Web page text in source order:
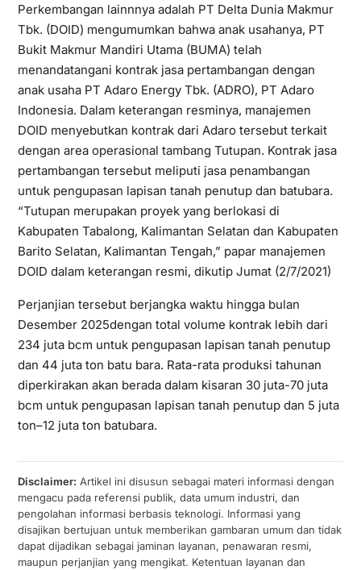
Perkembangan lainnnya adalah PT Delta Dunia Makmur
Tbk. (DOID) mengumumkan bahwa anak usahanya, PT
Bukit Makmur Mandiri Utama (BUMA) telah
menandatangani kontrak jasa pertambangan dengan
anak usaha PT Adaro Energy Tbk. (ADRO), PT Adaro
Indonesia. Dalam keterangan resminya, manajemen
DOID menyebutkan kontrak dari Adaro tersebut terkait
dengan area operasional tambang Tutupan. Kontrak jasa
pertambangan tersebut meliputi jasa penambangan
untuk pengupasan lapisan tanah penutup dan batubara.
“Tutupan merupakan proyek yang berlokasi di
Kabupaten Tabalong, Kalimantan Selatan dan Kabupaten
Barito Selatan, Kalimantan Tengah,” papar manajemen
DOID dalam keterangan resmi, dikutip Jumat (2/7/2021)
Perjanjian tersebut berjangka waktu hingga bulan
Desember 2025dengan total volume kontrak lebih dari
234 juta bcm untuk pengupasan lapisan tanah penutup
dan 44 juta ton batu bara. Rata-rata produksi tahunan
diperkirakan akan berada dalam kisaran 30 juta-70 juta
bcm untuk pengupasan lapisan tanah penutup dan 5 juta
ton–12 juta ton batubara.
Disclaimer:Artikel ini disusun sebagai materi informasi dengan
mengacu pada referensi publik, data umum industri, dan
pengolahan informasi berbasis teknologi. Informasi yang
disajikan bertujuan untuk memberikan gambaran umum dan tidak
dapat dijadikan sebagai jaminan layanan, penawaran resmi,
maupun perjanjian yang mengikat. Ketentuan layanan dan